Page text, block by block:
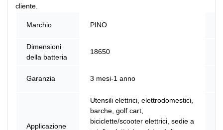
cliente.
Marchio PINO
Dimensioni
della batteria
18650
Garanzia 3 mesi-1 anno
Applicazione
Utensili elettrici, elettrodomestici,
barche, golf cart,
biciclette/scooter elettrici, sedie a